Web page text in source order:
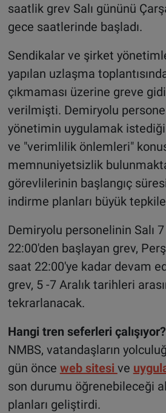
saatlik grev Salı gününü
gece saatlerinde başladı.
Sendikalar ve şirket
yapılan uzlaşma
çıkmaması üzerine greve
verilmişti. Demiryolu
yönetimin uygulamak
ve "verimlilik önlemleri"
memnuniyetsizlik
görevlilerinin başlangıç
indirme planları büyük
Demiryolu personelinin Salı
22:00'den başlayan grev,
saat 22:00'ye kadar devam
grev, 5 -7 Aralık tarihleri
tekrarlanacak.
Hangi tren seferleri çalışıyor?
NMBS, vatandaşların
gün önce web sitesi ve
son durumu öğrenebileceği
planları geliştirdi.